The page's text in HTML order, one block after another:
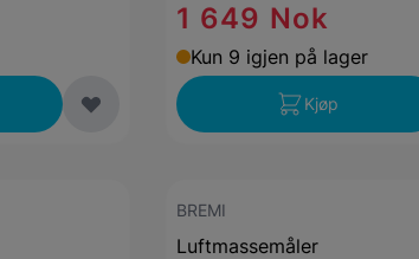
1 649 Nok
Kun 9 igjen på lager
Kjøp
BREMI
Luftmassemåler